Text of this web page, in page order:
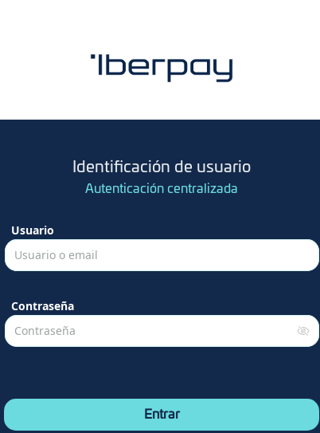
Identificación de usuario
Autenticación centralizada
Usuario o email
Usuario
Contraseña
Contraseña
Entrar